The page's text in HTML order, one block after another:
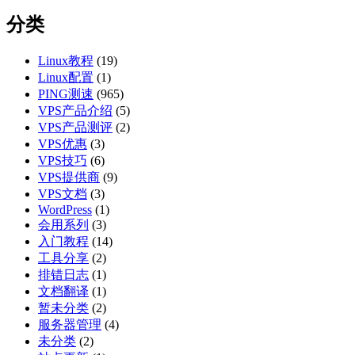
分类
Linux教程 (19)
Linux配置 (1)
PING测速 (965)
VPS产品介绍 (5)
VPS产品测评 (2)
VPS优惠 (3)
VPS技巧 (6)
VPS提供商 (9)
VPS文档 (3)
WordPress (1)
会用系列 (3)
入门教程 (14)
工具分享 (2)
排错日志 (1)
文档翻译 (1)
暂未分类 (2)
服务器管理 (4)
未分类 (2)